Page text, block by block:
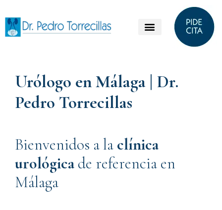
Urólogo en Málaga | Dr.
Pedro Torrecillas
Bienvenidos a la clínica
urológicade referencia en
Málaga